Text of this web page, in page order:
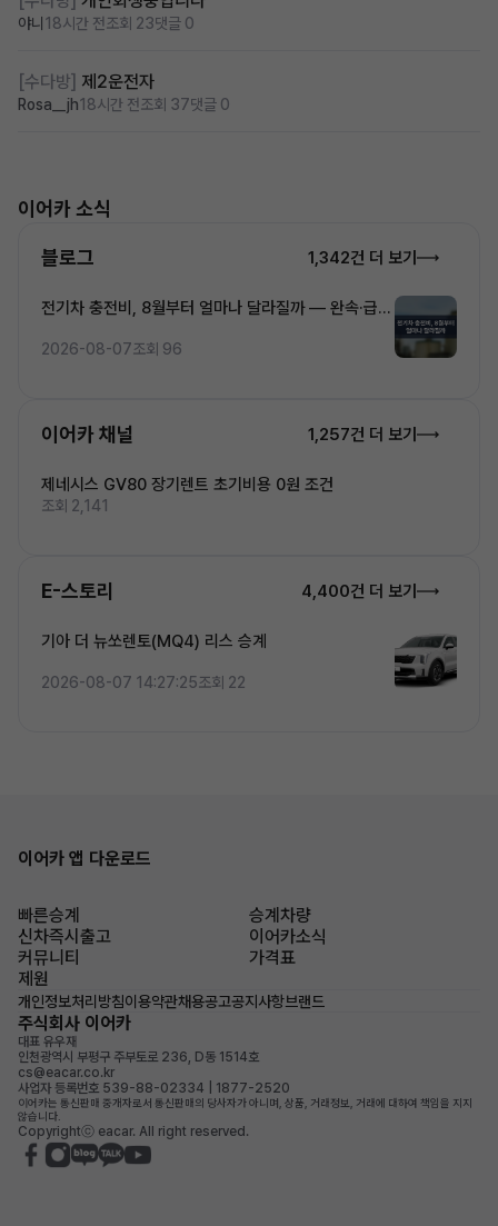
야니 18시간 전조회 23댓글 0
[수다방] 제2운전자
Rosa__jh18시간 전조회 37댓글 0
이어카 소식
블로그 1,342건 더 보기
전기차 충전비, 8월부터 얼마나 달라질까 — 완속·급속
2026-08-07조회 96
이어카 채널 1,257건 더 보기
제네시스 GV80 장기렌트 초기비용 0원 조건
조회 2,141
E-스토리 4,400건 더 보기
기아 더 뉴쏘렌토(MQ4) 리스 승계
2026-08-07 14:27:25조회 22
이어카 앱 다운로드
빠른승계
승계차량
신차즉시출고
이어카소식
커뮤니티
가격표
제원
개인정보처리방침이용약관채용공고공지사항브랜드
주식회사 이어카
대표 유우재
인천광역시 부평구 주부토로 236, D동 1514호
cs@eacar.co.kr
사업자 등록번호 539-88-02334 | 1877-2520
이어카는 통신판매 중개자로서 통신판매의 당사자가 아니며, 상품, 거래정보, 거래에 대하여 책임을 지지
않습니다.
Copyrightⓒ eacar. All right reserved.